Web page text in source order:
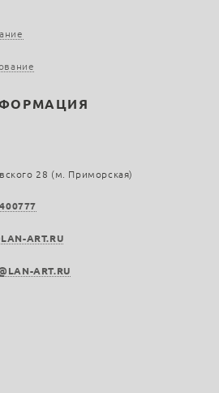
28 (м. Приморская)
ART.RU
ART.RU